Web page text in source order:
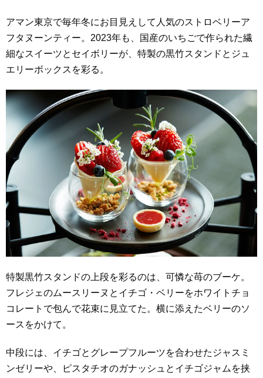
アマン東京で毎年冬にお目見えして人気のストロベリーア
フタヌーンティー。2023年も、国産のいちごで作られた繊
細なスイーツとセイボリーが、特製の黒竹スタンドとジュ
エリーボックスを彩る。
特製黒竹スタンドの上段を彩るのは、可憐な苺のブーケ。
フレジェのムースリーヌとイチゴ・ベリーをホワイトチョ
コレートで包んで花束に見立てた。横に添えたベリーのソ
ースをかけて。
中段には、イチゴとグレープフルーツを合わせたジャスミ
ンゼリーや、ピスタチオのガナッシュとイチゴジャムを挟